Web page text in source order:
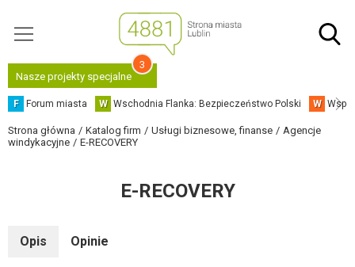
Nasze projekty specjalne
3
F Forum miasta W Wschodnia Flanka: Bezpieczeństwo Polski W
Strona główna Katalog firm Usługi biznesowe, finanse
Agencje
windykacyjne
E-RECOVERY
E-RECOVERY
Opis Opinie